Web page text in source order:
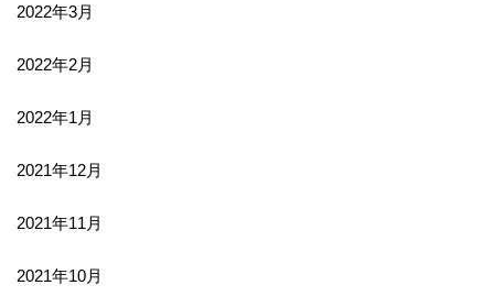
2022年3月
2022年2月
2022年1月
2021年12月
2021年11月
2021年10月